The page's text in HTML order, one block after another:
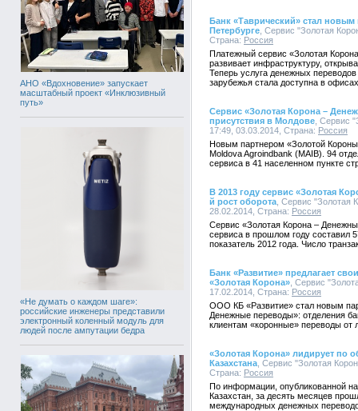
АНО «Вдохновение» запускает
масштабный проект «Инклюзивный
путь»
«Не думать о каждом шаге»:
российские инженеры представили
электронный коленный модуль для
людей после ампутации бедра
Банк «Таврический» стал
Петербурге , Сервис "Золотая
Страна: Россия
Платежный сервис «Золотая
развивает инфраструктуру,
Теперь услуга денежных
зарубежья стала доступна в
Сервис «Золотая Корона –
присутствия в Молдове , Сервис
17:49, 03.03.2014, Страна: Россия
Новым партнером «Золотой
Moldova Agroindbank (MAIB). 94
сервиса в 41 населенном пункте
В 2013 году сервис «Золотая
й рост оборота , Сервис "Золотая
28.02.2014, Страна: Россия
Сервис «Золотая Корона –
сервиса в прошлом году составил
показатель 2012 года. Число
Банк «Развитие» предлагает
«Золотая Корона» , Сервис
17.02.2014, Страна: Россия
ООО КБ «Развитие» стал новым
Денежные переводы»: отделения
клиентам «коронные» переводы от
«Золотая Корона» лидирует по
Казахстана , Сервис "Золотая
Страна: Россия
По информации, опубликованной
Казахстан, за десять месяцев
международных денежных